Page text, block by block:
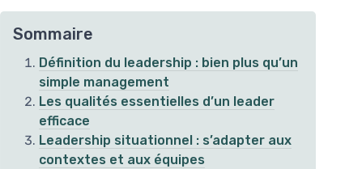
Sommaire
Définition du leadership : bien plus qu’un
simple management
Les qualités essentielles d’un leader
efficace
Leadership situationnel : s’adapter aux
contextes et aux équipes